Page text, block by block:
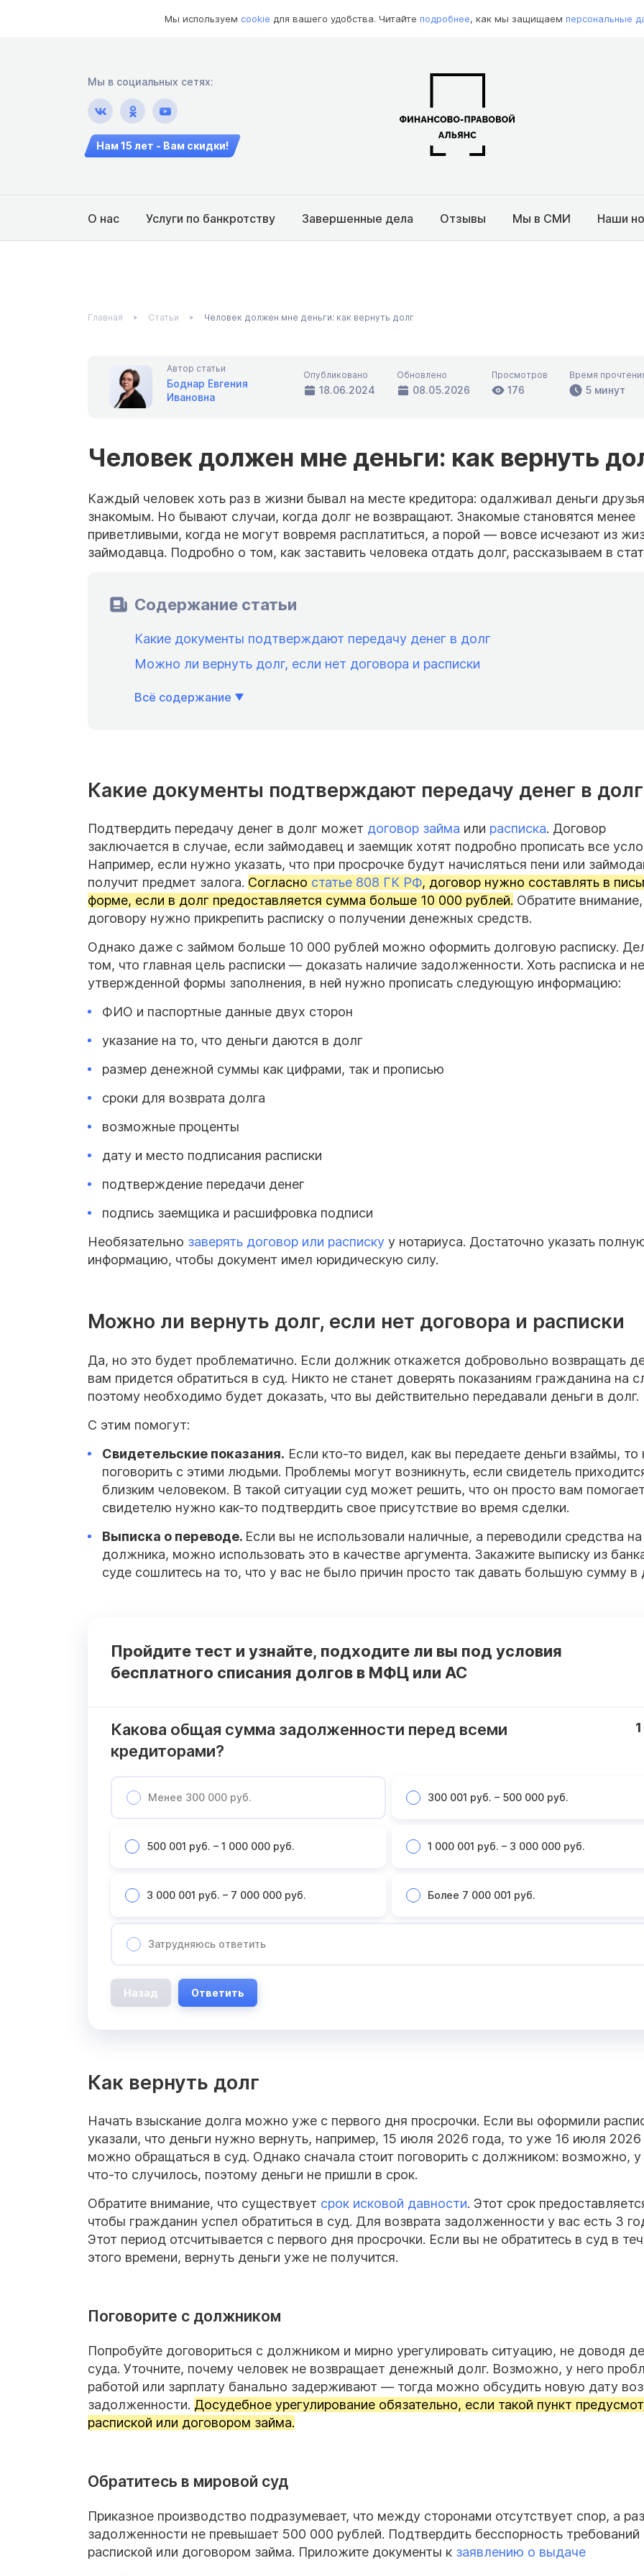
Мы используем cookie для вашего удобства. Читайте подробнее, как мы защищаем персональные
Мы в социальных сетях:
Нам 15 лет - Вам скидки!
О нас Услуги по банкротству Завершенные дела Отзывы Мы в СМИ Наши
Главная Статьи Человек должен мне деньги: как вернуть долг
Автор статьи
Боднар Евгения
Ивановна
Опубликовано
18.06.2024
Обновлено
08.05.2026
Просмотров
176
Время
5 минут
Человек должен мне деньги: как вернуть
Каждый человек хоть раз в жизни бывал на месте кредитора: одалживал деньги
знакомым. Но бывают случаи, когда долг не возвращают. Знакомые становятся менее
приветливыми, когда не могут вовремя расплатиться, а порой — вовсе исчезают из
займодавца. Подробно о том, как заставить человека отдать долг, рассказываем в
Содержание статьи
Какие документы подтверждают передачу денег в долг
Можно ли вернуть долг, если нет договора и расписки
Всё содержание
Какие документы подтверждают передачу денег в долг
Подтвердить передачу денег в долг может договор займа или расписка. Договор
заключается в случае, если займодавец и заемщик хотят подробно прописать все
Например, если нужно указать, что при просрочке будут начисляться пени или
получит предмет залога. Согласно статье 808 ГК РФ, договор нужно составлять в
форме, если в долг предоставляется сумма больше 10 000 рублей. Обратите
договору нужно прикрепить расписку о получении денежных средств.
Однако даже с займом больше 10 000 рублей можно оформить долговую расписку.
том, что главная цель расписки — доказать наличие задолженности. Хоть расписка и
утвержденной формы заполнения, в ней нужно прописать следующую информацию:
ФИО и паспортные данные двух сторон
указание на то, что деньги даются в долг
размер денежной суммы как цифрами, так и прописью
сроки для возврата долга
возможные проценты
дату и место подписания расписки
подтверждение передачи денег
подпись заемщика и расшифровка подписи
Необязательно заверять договор или расписку у нотариуса. Достаточно указать
информацию, чтобы документ имел юридическую силу.
Можно ли вернуть долг, если нет договора и расписки
Да, но это будет проблематично. Если должник откажется добровольно возвращать
вам придется обратиться в суд. Никто не станет доверять показаниям гражданина на
поэтому необходимо будет доказать, что вы действительно передавали деньги в долг.
С этим помогут:
Свидетельские показания. Если кто-то видел, как вы передаете деньги взаймы,
поговорить с этими людьми. Проблемы могут возникнуть, если свидетель
близким человеком. В такой ситуации суд может решить, что он просто вам
свидетелю нужно как-то подтвердить свое присутствие во время сделки.
Выписка о переводе. Если вы не использовали наличные, а переводили средства
должника, можно использовать это в качестве аргумента. Закажите выписку из
суде сошлитесь на то, что у вас не было причин просто так давать большую сумму в
Пройдите тест и узнайте, подходите ли вы под условия
бесплатного списания долгов в МФЦ или АС
Какова общая сумма задолженности перед всеми
кредиторами?
Менее 300 000 руб. 300 001 руб. – 500 000 руб.
500 001 руб. – 1 000 000 руб. 1 000 001 руб. – 3 000 000 руб.
3 000 001 руб. – 7 000 000 руб. Более 7 000 001 руб.
Затрудняюсь ответить
1
Назад Ответить
Как вернуть долг
Начать взыскание долга можно уже с первого дня просрочки. Если вы оформили
указали, что деньги нужно вернуть, например, 15 июля 2026 года, то уже 16 июля 2026
можно обращаться в суд. Однако сначала стоит поговорить с должником: возможно, у
что-то случилось, поэтому деньги не пришли в срок.
Обратите внимание, что существует срок исковой давности. Этот срок
чтобы гражданин успел обратиться в суд. Для возврата задолженности у вас есть 3
Этот период отсчитывается с первого дня просрочки. Если вы не обратитесь в суд в
этого времени, вернуть деньги уже не получится.
Поговорите с должником
Попробуйте договориться с должником и мирно урегулировать ситуацию, не доводя
суда. Уточните, почему человек не возвращает денежный долг. Возможно, у него
работой или зарплату банально задерживают — тогда можно обсудить новую дату
задолженности. Досудебное урегулирование обязательно, если такой пункт
распиской или договором займа.
Обратитесь в мировой суд
Приказное производство подразумевает, что между сторонами отсутствует спор, а
задолженности не превышает 500 000 рублей. Подтвердить бесспорность
распиской или договором займа. Приложите документы к заявлению о выдаче